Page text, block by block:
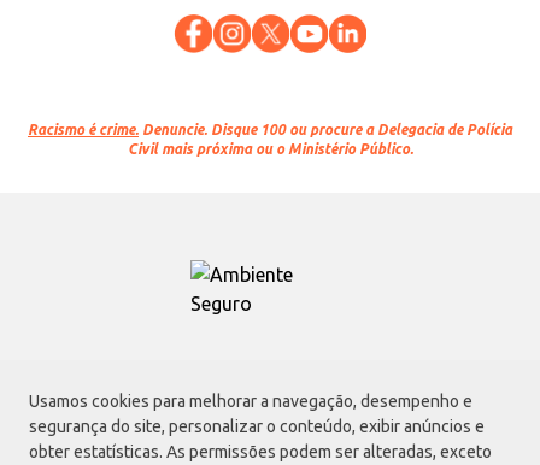
Usamos cookies para melhorar a navegação, desempenho e
segurança do site, personalizar o conteúdo, exibir anúncios e
obter estatísticas. As permissões podem ser alteradas, exceto
Racismo é crime. Denuncie. Disque 100 ou procure a Delegacia de Polícia
Civil mais próxima ou o Ministério Público.
Atacadão S.A.
Avenida Morvan Dias de Figueiredo, 6169, Vila Maria, São Paulo - SP | CEP
02170-901 | CNPJ: 75.315.333/0001-09